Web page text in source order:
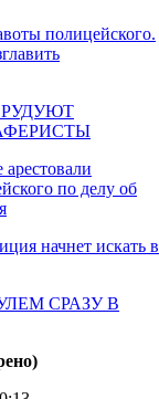
полицейского.
по делу об
начнет искать в
СРАЗУ В